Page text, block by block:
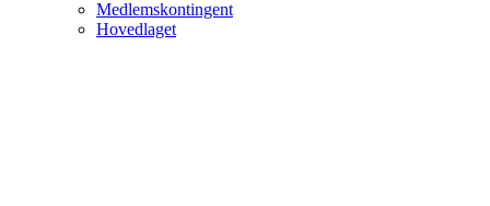
Medlemskontingent
Hovedlaget